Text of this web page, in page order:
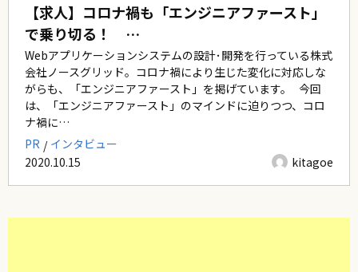
【求人】コロナ禍も「エンジニアファースト」
で乗り切る！ …
Webアプリケーションシステムの設計･開発を行っている株式
会社ノースグリッド。コロナ禍により生じた変化に対応しな
がらも、「エンジニアファースト」を掲げています。 今回
は、「エンジニアファースト」のマインドに迫りつつ、コロ
ナ禍に…
PR
インタビュー
2020.10.15
kitagoe